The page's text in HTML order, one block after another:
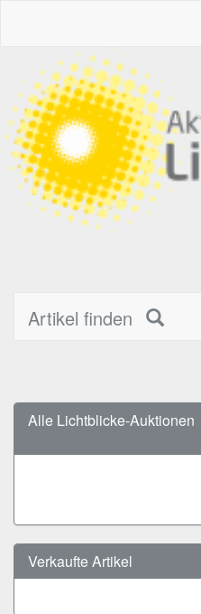
Artikel finden
Alle Lichtblicke-Auktionen
Verkaufte Artikel